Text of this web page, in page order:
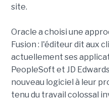
site.
Oracle a choisi une
Fusion : l'éditeur dit aux
actuellement ses
PeopleSoft et JD
nouveau logiciel à leur
tenu du travail colossal